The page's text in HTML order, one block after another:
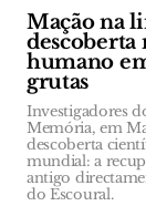
Mação na
humano
grutas
Investigadores
Memória, em
descoberta
mundial: a
antigo
do Escoural.